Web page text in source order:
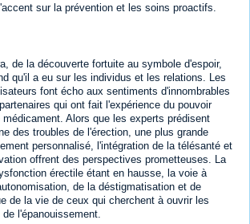
sur la prévention et les soins proactifs.
de la découverte fortuite au symbole d'espoir,
qu'il a eu sur les individus et les relations. Les
font écho aux sentiments d'innombrables
qui ont fait l'expérience du pouvoir
Alors que les experts prédisent
des troubles de l'érection, une plus grande
personnalisé, l'intégration de la télésanté et
offrent des perspectives prometteuses. La
érectile étant en hausse, la voie à
de la déstigmatisation et de
de la vie de ceux qui cherchent à ouvrir les
l'épanouissement.